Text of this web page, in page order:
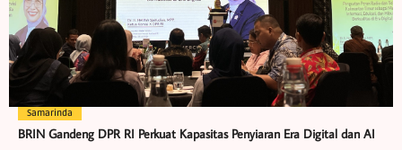
Samarinda
BRIN Gandeng DPR RI Perkuat Kapasitas Penyiaran Era Digital dan AI